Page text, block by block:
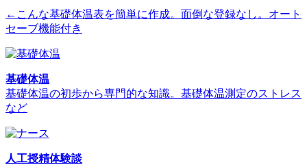
←こんな基礎体温表を簡単に作成。面倒な登録なし。オート
セーブ機能付き
基礎体温
基礎体温の初歩から専門的な知識。基礎体温測定のストレス
など
人工授精体験談